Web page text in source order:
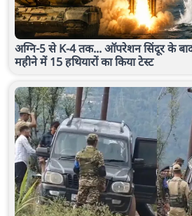
अग्नि-5 से K-4 तक... ऑपरेशन सिंदूर के बाद
महीने में 15 हथियारों का किया टेस्ट